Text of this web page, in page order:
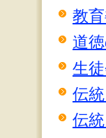
教
道
生
伝
伝